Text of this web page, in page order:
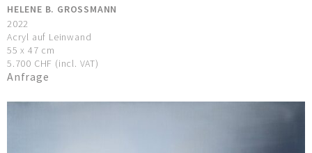
HELENE B. GROSSMANN
2022
Acryl auf Leinwand
55 x 47 cm
5.700 CHF (incl. VAT)
Anfrage